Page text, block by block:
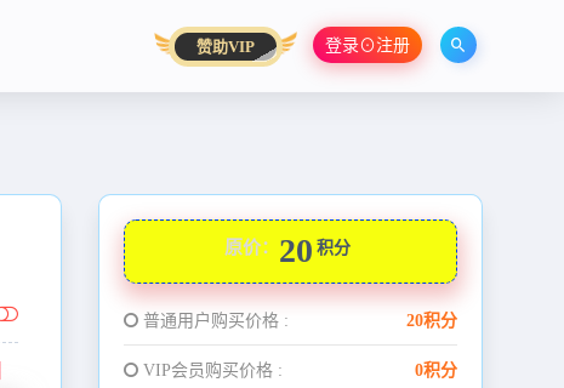
赞助VIP 登录⊙注册
原价： 20 积分
普通用户购买价格 : 20积分
VIP会员购买价格 : 0积分